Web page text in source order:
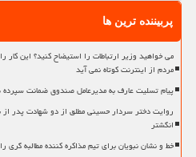
پربیننده ترین ها
می خواهید وزیر ارتباطات را استیضاح کنید؟ این کار
مردم از اینترنت کوتاه نمی آید
پیام تسلیت عارف به مدیرعامل صندوق ضمانت سپرده
روایت دختر سردار حسینی مطلق از دو شهادت پدر
انگشتر
خط و نشان نبویان برای تیم مذاکره کننده مطالبه گری